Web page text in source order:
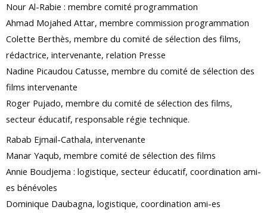
Nour Al-Rabie : membre comité programmation
Ahmad Mojahed Attar, membre commission programmation
Colette Berthès, membre du comité de sélection des films,
rédactrice, intervenante, relation Presse
Nadine Picaudou Catusse, membre du comité de sélection des
films intervenante
Roger Pujado, membre du comité de sélection des films,
secteur éducatif, responsable régie technique.
Rabab Ejmail-Cathala, intervenante
Manar Yaqub, membre comité de sélection des films
Annie Boudjema : logistique, secteur éducatif, coordination ami-
es bénévoles
Dominique Daubagna, logistique, coordination ami-es